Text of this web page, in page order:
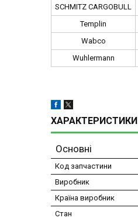
SCHMITZ CARGOBULL
Templin
Wabco
Wuhlermann
ХАРАКТЕРИСТИКИ
Основні
Код запчастини
Виробник
Країна виробник
Стан